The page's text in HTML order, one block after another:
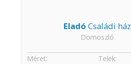
Eladó Családi ház
Domoszló
Méret:
Telek: